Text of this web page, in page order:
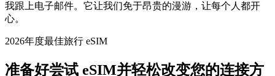
我跟上电子邮件。它让我们免于昂贵的漫游，让每个人都开
心。
2026年度最佳旅行 eSIM
准备好尝试 eSIM并轻松改变您的连接方